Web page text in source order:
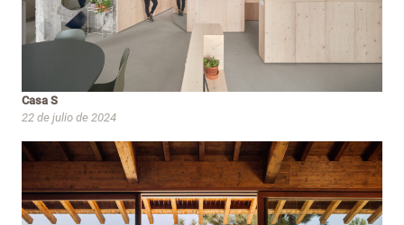
Casa S
22 de julio de 2024